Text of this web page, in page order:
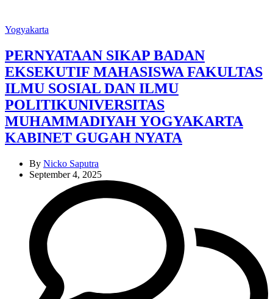
Categories
Yogyakarta
PERNYATAAN SIKAP BADAN
EKSEKUTIF MAHASISWA FAKULTAS
ILMU SOSIAL DAN ILMU
POLITIKUNIVERSITAS
MUHAMMADIYAH YOGYAKARTA
KABINET GUGAH NYATA
By Nicko Saputra
September 4, 2025